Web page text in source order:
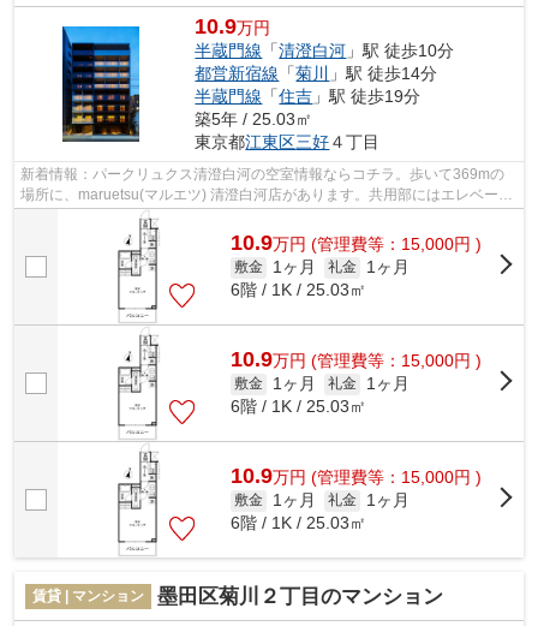
10.9万円
半蔵門線 「清澄白河 」駅 徒歩10分
都営新宿線 「菊川
」駅 徒歩14分
半蔵門線 「住吉 」駅 徒歩19分
築5年 / 25.03㎡
東京都江東区三好４丁目
新着情報：パークリュクス清澄白河の空室情報ならコチラ。歩いて369mの
場所に、maruetsu(マルエツ) 清澄白河店があります。共用部にはエレベー
タ・敷地内ごみ置き場など様々な設備やサ...
10.9万円 (管理費等：15,000円 )
敷金 1ヶ月 礼金
1ヶ月
6階 / 1K / 25.03㎡
10.9万円 (管理費等：15,000円 )
敷金 1ヶ月 礼金
1ヶ月
6階 / 1K / 25.03㎡
10.9万円 (管理費等：15,000円 )
敷金 1ヶ月 礼金
1ヶ月
6階 / 1K / 25.03㎡
賃貸 | マンション 墨田区菊川２丁目のマンション